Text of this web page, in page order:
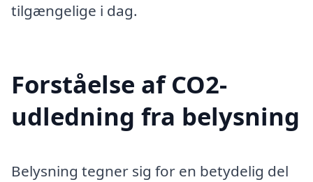
tilgængelige i dag.
Forståelse af CO2-
udledning fra belysning
Belysning tegner sig for en betydelig del